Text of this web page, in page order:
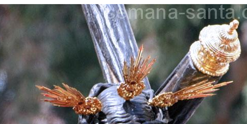
Besamanos al Señor del Gran Poder de Sevilla
Solemne y devoto Besamanos en honor de María Santísima en su Soledad – San
Función Principal de Instituto a la Virgen del Valle
Besapié y Besamano en la Quinta Angustia
Gitanos: Besamanos del Señor de la Salud
Besamanos del Señor de la Divina Misericordia, Vía Crucis y Traslado – Siete